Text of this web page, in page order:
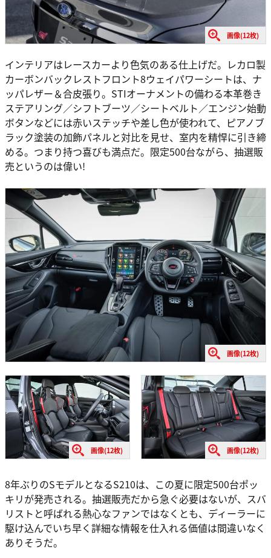
画像(12枚)
インテリアはレースカーより色気のある仕上げだ。レカロ製
カーボンバックレストフロント8ウェイパワーシートは、ナ
ッパレザー＆合皮張り。STIオーナメントの備わる本革巻き
ステアリング／シフトブーツ／シートベルト／エンジン始動
ボタンなどには赤いステッチや差し色が使われて、ピアノブ
ラック塗装の加飾パネルと対比を見せ、室内を精悍に引き締
める。つまり持つ喜びも満点だ。限定500台ながら、抽選販
売というのは偉い!
画像(12枚)
画像(12枚) 画像(12枚)
8年ぶりのSモデルとなるS210は、この夏に限定500台ポッ
キリが発売される。抽選販売だから急ぐ必要はないが、スバ
リストと呼ばれる熱心なファンではなくとも、ディーラーに
駆け込んでいち早く詳細な情報を仕入れる価値は間違いなく
ありそうだ。